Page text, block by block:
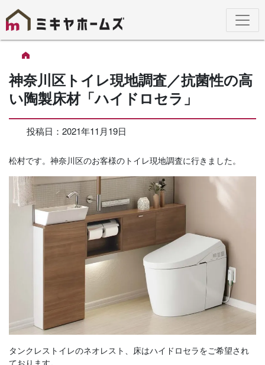
神奈川区トイレ現地調査／抗菌性の高
い陶製床材「ハイドロセラ」
投稿日：2021年11月19日
松村です。神奈川区のお客様のトイレ現地調査に行きました。
タンクレストイレのネオレスト、床はハイドロセラをご希望され